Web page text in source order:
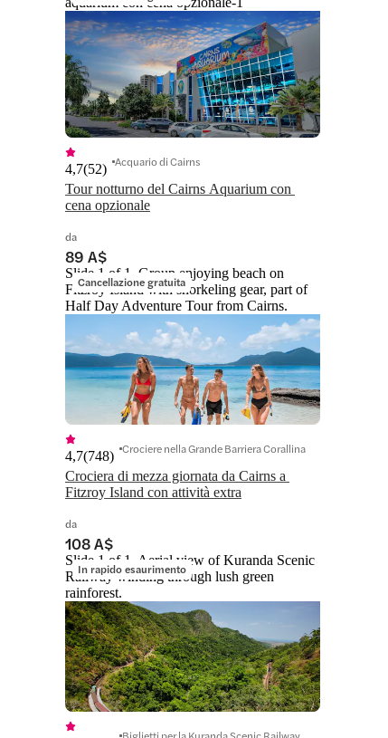
Tour notturno del Cairns Aquarium con
cena opzionale
4,7(52) Acquario di Cairns
da
89 A$
Cancellazione gratuita
Slide 1 of 1, Group enjoying beach on
Fitzroy Island with snorkeling gear, part of
Half Day Adventure Tour from Cairns.
Crociera di mezza giornata da Cairns a
Fitzroy Island con attività extra
4,7(748) Crociere nella Grande Barriera Corallina
da
108 A$
In rapido esaurimento
Slide 1 of 1, Aerial view of Kuranda Scenic
Railway winding through lush green
rainforest.